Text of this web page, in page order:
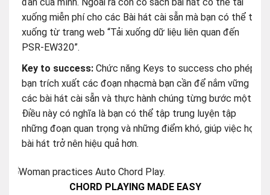
bạn trích xuất các đoạn nhạcmà bạn cần để nắm vững
các bài hát cài sẵn và thực hành chúng từng bước một.
Điều này có nghĩa là bạn có thể tập trung luyện tập
những đoạn quan trọng và những điểm khó, giúp việc học
bài hát trở nên hiệu quả hơn.
CHORD PLAYING MADE EASY
Cây đàn này có chức năng Auto Chord Play tiện lợi, tự
động tạo ra các hợp âm thích hợp, cho phép bạn trải
rộng phạm vi biểu diễn của bạn. Thậm chí còn có các
tính năng về Giai điệu (Styles), tự động phát các phần